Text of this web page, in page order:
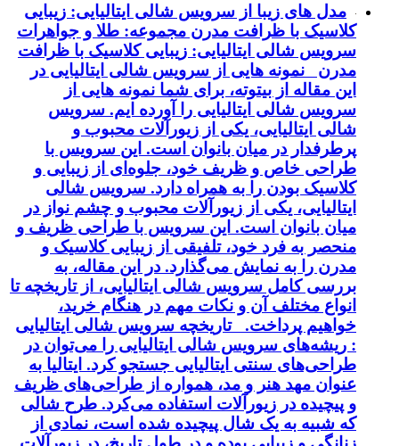
مدل های زیبا از سرویس شالی ایتالیایی: زیبایی
کلاسیک با ظرافت مدرن مجموعه: طلا و جواهرات
سرویس شالی ایتالیایی: زیبایی کلاسیک با ظرافت
مدرن نمونه هایی از سرویس شالی ایتالیایی در
این مقاله از بیتوته، برای شما نمونه هایی از
سرویس شالی ایتالیایی را آورده ایم. سرویس
شالی ایتالیایی، یکی از زیورآلات محبوب و
پرطرفدار در میان بانوان است. این سرویس با
طراحی خاص و ظریف خود، جلوه‌ای از زیبایی و
کلاسیک بودن را به همراه دارد. سرویس شالی
ایتالیایی، یکی از زیورآلات محبوب و چشم نواز در
میان بانوان است. این سرویس با طراحی ظریف و
منحصر به فرد خود، تلفیقی از زیبایی کلاسیک و
مدرن را به نمایش می‌گذارد. در این مقاله، به
بررسی کامل سرویس شالی ایتالیایی، از تاریخچه تا
انواع مختلف آن و نکات مهم در هنگام خرید،
خواهیم پرداخت. تاریخچه سرویس شالی ایتالیایی
: ریشه‌های سرویس شالی ایتالیایی را می‌توان در
طراحی‌های سنتی ایتالیایی جستجو کرد. ایتالیا به
عنوان مهد هنر و مد، همواره از طراحی‌های ظریف
و پیچیده در زیورآلات استفاده می‌کرد. طرح شالی
که شبیه به یک شال پیچیده شده است، نمادی از